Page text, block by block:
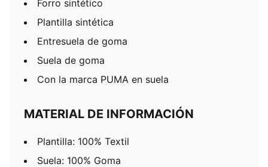
Forro sintético
Plantilla sintética
Entresuela de goma
Suela de goma
Con la marca PUMA en suela
MATERIAL DE INFORMACIÓN
Plantilla: 100% Textil
Suela: 100% Goma